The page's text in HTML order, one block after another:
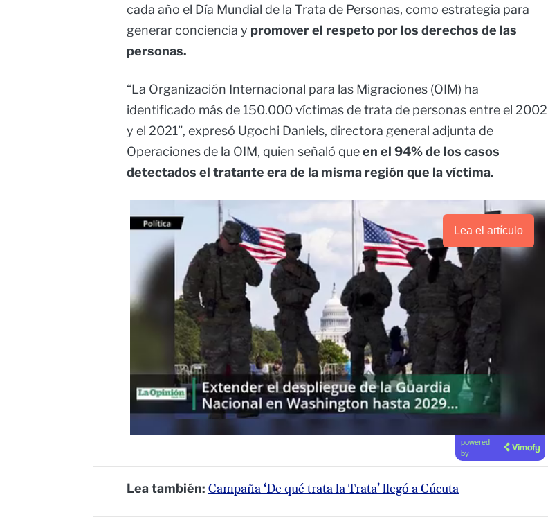
cada año el Día Mundial de la Trata de Personas, como estrategia para
generar conciencia y promover el respeto por los derechos de las
personas.
“La Organización Internacional para las Migraciones (OIM) ha
identificado más de 150.000 víctimas de trata de personas entre el 2002
y el 2021”, expresó Ugochi Daniels, directora general adjunta de
Operaciones de la OIM, quien señaló queen el 94% de los casos
detectados el tratante era de la misma región que la víctima.
Lea el artículo
powered
by
Lea también: Campaña ‘De qué trata la Trata’ llegó a Cúcuta